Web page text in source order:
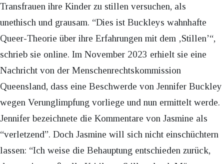
Transfrauen ihre Kinder zu stillen versuchen, als
unethisch und grausam. “Dies ist Buckleys wahnhafte
Queer-Theorie über ihre Erfahrungen mit dem ‚Stillen’“,
schrieb sie online. Im November 2023 erhielt sie eine
Nachricht von der Menschenrechtskommission
Queensland, dass eine Beschwerde von Jennifer Buckley
wegen Verunglimpfung vorliege und nun ermittelt werde.
Jennifer bezeichnete die Kommentare von Jasmine als
“verletzend”. Doch Jasmine will sich nicht einschüchtern
lassen: “Ich weise die Behauptung entschieden zurück,